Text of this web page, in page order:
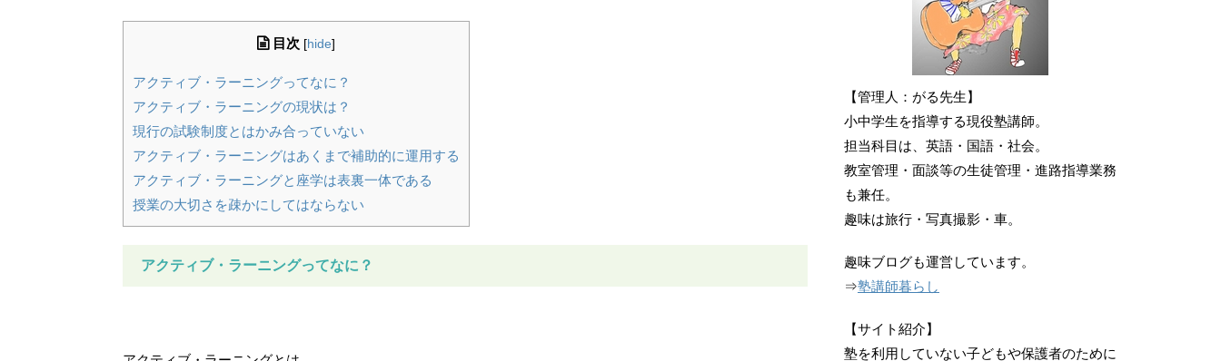
目次 [hide]
アクティブ・ラーニングってなに？
アクティブ・ラーニングの現状は？
現行の試験制度とはかみ合っていない
アクティブ・ラーニングはあくまで補助的に運用する
アクティブ・ラーニングと座学は表裏一体である
授業の大切さを疎かにしてはならない
アクティブ・ラーニングってなに？
【管理人：がる先生】
小中学生を指導する現役塾講師。
担当科目は、英語・国語・社会。
教室管理・面談等の生徒管理・進路指導業務
も兼任。
趣味は旅行・写真撮影・車。
趣味ブログも運営しています。
⇒塾講師暮らし
【サイト紹介】
塾を利用していない子どもや保護者のために